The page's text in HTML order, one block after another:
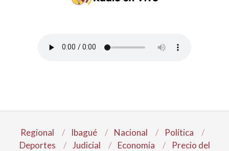
Regional Ibagué Nacional
Política
Deportes
Judicial Economía
Precio del